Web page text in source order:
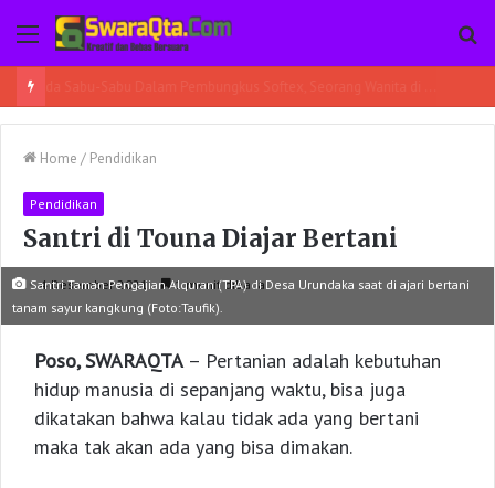
Menu
Home / Pendidikan
Pendidikan
Santri di Touna Diajar Bertani
4 Desember 2021 1 menit dibaca
Santri Taman Pengajian Alquran (TPA) di Desa Urundaka saat di ajari bertani
tanam sayur kangkung (Foto:Taufik).
Poso, SWARAQTA– Pertanian adalah kebutuhan
hidup manusia di sepanjang waktu, bisa juga
dikatakan bahwa kalau tidak ada yang bertani
maka tak akan ada yang bisa dimakan.